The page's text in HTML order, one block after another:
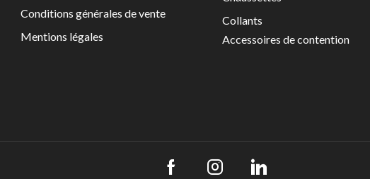
Conditions générales de vente
Mentions légales
Collants
Accessoires de contention